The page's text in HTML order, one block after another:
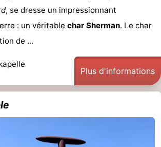
, se dresse un impressionnant
: un véritable char Sherman. Le char
de ...
Plus d'informations